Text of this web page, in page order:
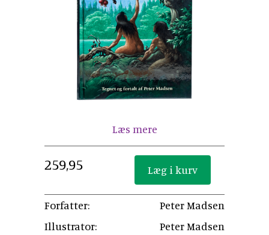
Læs mere
259,95
Forfatter:
Peter Madsen
Illustrator:
Peter Madsen